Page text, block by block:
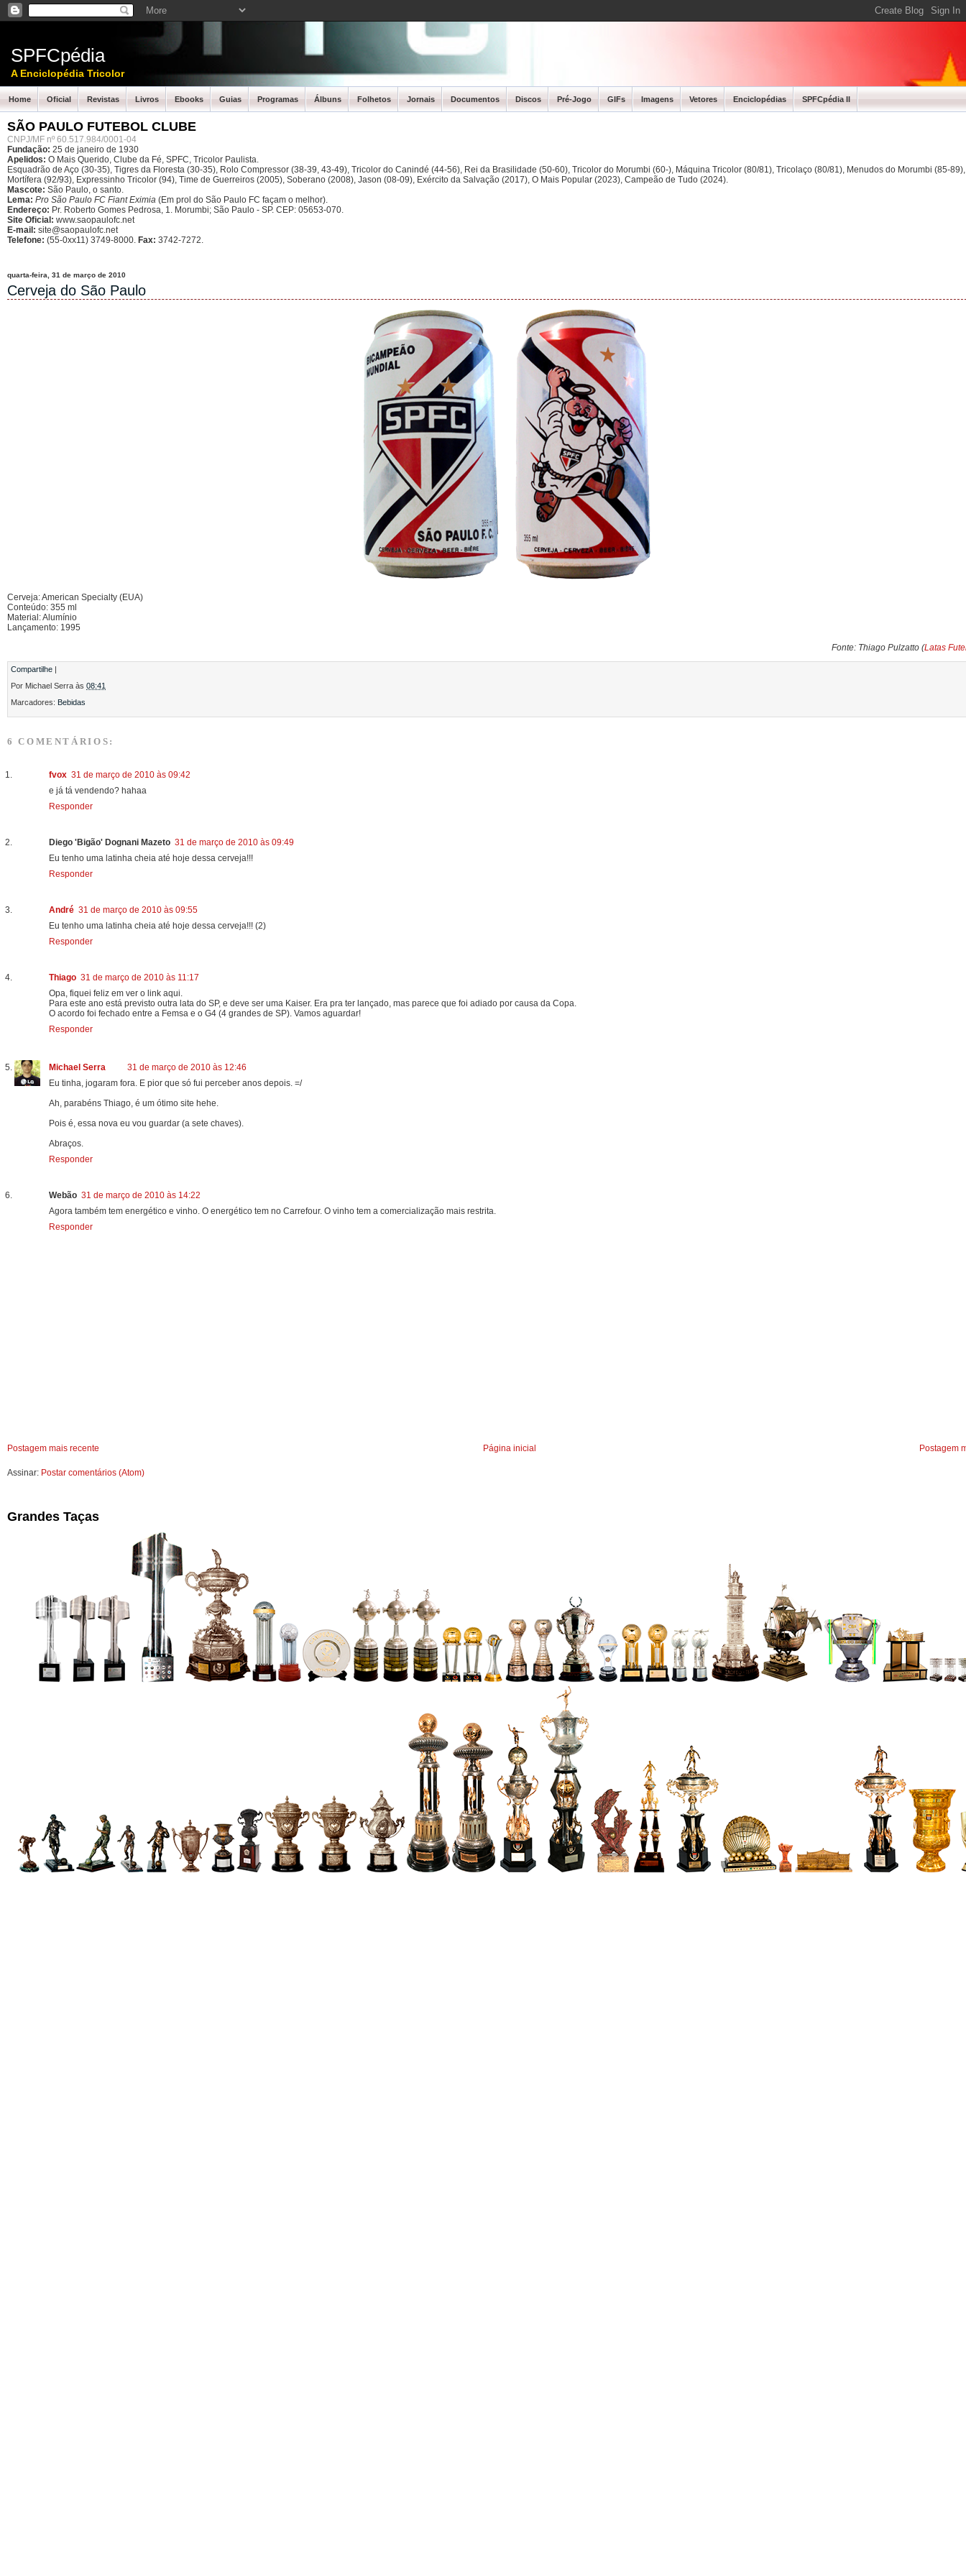
SPFCpédia
A Enciclopédia Tricolor
Home Oficial Revistas Livros Ebooks Guias Programas Álbuns Folhetos Jornais Documentos Discos Pré-Jogo GIFs Imagens Vetores Enciclopédias SPFCpédia II
SÃO PAULO FUTEBOL CLUBE
CNPJ/MF nº 60.517.984/0001-04
Fundação: 25 de janeiro de 1930
Apelidos: O Mais Querido, Clube da Fé, SPFC, Tricolor Paulista.
Esquadrão de Aço (30-35), Tigres da Floresta (30-35), Rolo Compressor (38-39, 43-49), Tricolor do Canindé (44-56), Rei da Brasilidade (50-60), Tricolor do Morumbi (60-), Máquina Tricolor (80/81), Tricolaço (80/81), Menudos do Morumbi (85-
Mortífera (92/93), Expressinho Tricolor (94), Time de Guerreiros (2005), Soberano (2008), Jason (08-09), Exército da Salvação (2017), O Mais Popular (2023), Campeão de Tudo (2024).
Mascote: São Paulo, o santo.
Lema: Pro São Paulo FC Fiant Eximia (Em prol do São Paulo FC façam o melhor).
Endereço: Pr. Roberto Gomes Pedrosa, 1. Morumbi; São Paulo - SP. CEP: 05653-070.
Site Oficial: www.saopaulofc.net
E-mail: site@saopaulofc.net
Telefone: (55-0xx11) 3749-8000. Fax: 3742-7272.
quarta-feira, 31 de março de 2010
Cerveja do São Paulo
Cerveja: American Specialty (EUA)
Conteúdo: 355 ml
Material: Alumínio
Lançamento: 1995
Fonte: Thiago Pulzatto (Latas
Compartilhe |
Por Michael Serra às 08:41
Marcadores: Bebidas
6 COMENTÁRIOS:
fvox 31 de março de 2010 às 09:42
e já tá vendendo? hahaa
Responder
Diego 'Bigão' Dognani Mazeto 31 de março de 2010 às 09:49
Eu tenho uma latinha cheia até hoje dessa cerveja!!!
Responder
André 31 de março de 2010 às 09:55
Eu tenho uma latinha cheia até hoje dessa cerveja!!! (2)
Responder
Thiago 31 de março de 2010 às 11:17
Opa, fiquei feliz em ver o link aqui.
Para este ano está previsto outra lata do SP, e deve ser uma Kaiser. Era pra ter lançado, mas parece que foi adiado por causa da Copa.
O acordo foi fechado entre a Femsa e o G4 (4 grandes de SP). Vamos aguardar!
Responder
Michael Serra
31 de março de 2010 às 12:46
Eu tinha, jogaram fora. E pior que só fui perceber anos depois. =/
Ah, parabéns Thiago, é um ótimo site hehe.
Pois é, essa nova eu vou guardar (a sete chaves).
Abraços.
Responder
Webão 31 de março de 2010 às 14:22
Agora também tem energético e vinho. O energético tem no Carrefour. O vinho tem a comercialização mais restrita.
Responder
Postagem mais recente Postagem
Página inicial
Assinar: Postar comentários (Atom)
Grandes Taças